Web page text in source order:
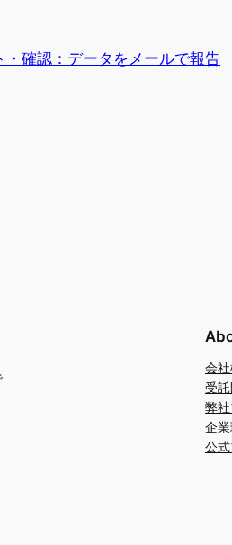
確認：データをメールで報告
会
受
弊
企
公